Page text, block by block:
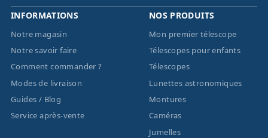
INFORMATIONS
Notre magasin
Notre savoir faire
Comment commander ?
Modes de livraison
Guides / Blog
Service après-vente
NOS PRODUITS
Mon premier télescope
Télescopes pour enfants
Télescopes
Lunettes astronomiques
Montures
Caméras
Jumelles